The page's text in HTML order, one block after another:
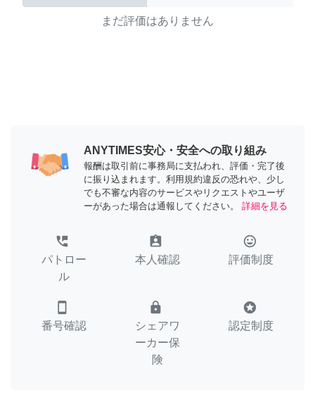
まだ評価はありません
ANYTIMES安心・安全への取り組み
報酬は取引前に事務局に支払われ、評価・完了後
に振り込まれます。利用規約違反の恐れや、少し
でも不審な内容のサービスやリクエストやユーザ
ーがあった場合は通報してください。
詳細を見る
perm_phone_msg
パトロー
ル
assignment_ind
本人確認
tag_faces
評価制度
smartphone
番号確認
lock
シェアワ
ーカー保
険
stars
認定制度